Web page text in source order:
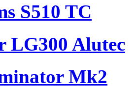
S510 TC
LG300 Alutec
Mk2